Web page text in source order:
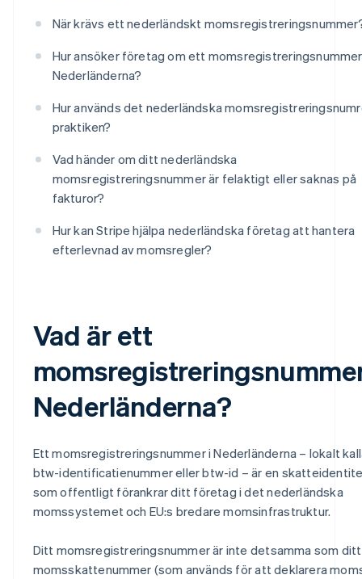
När krävs ett nederländskt
Hur ansöker företag om ett
Nederländerna?
Hur används det nederländska
praktiken?
Vad händer om ditt nederländska
momsregistreringsnummer är felaktigt eller saknas på
fakturor?
Hur kan Stripe hjälpa nederländska företag att hantera
efterlevnad av momsregler?
Vad är ett
Nederländerna?
Ett momsregistreringsnummer i Nederländerna – lokalt
btw-identificatienummer eller btw-id – är en
som offentligt förankrar ditt företag i det nederländska
momssystemet och EU:s bredare momsinfrastruktur.
Ditt momsregistreringsnummer är inte detsamma som ditt
momsskattenummer (som används för att deklarera